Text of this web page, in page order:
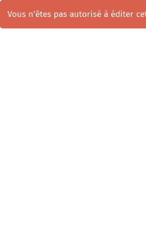
Vous n'êtes pas autorisé à éditer